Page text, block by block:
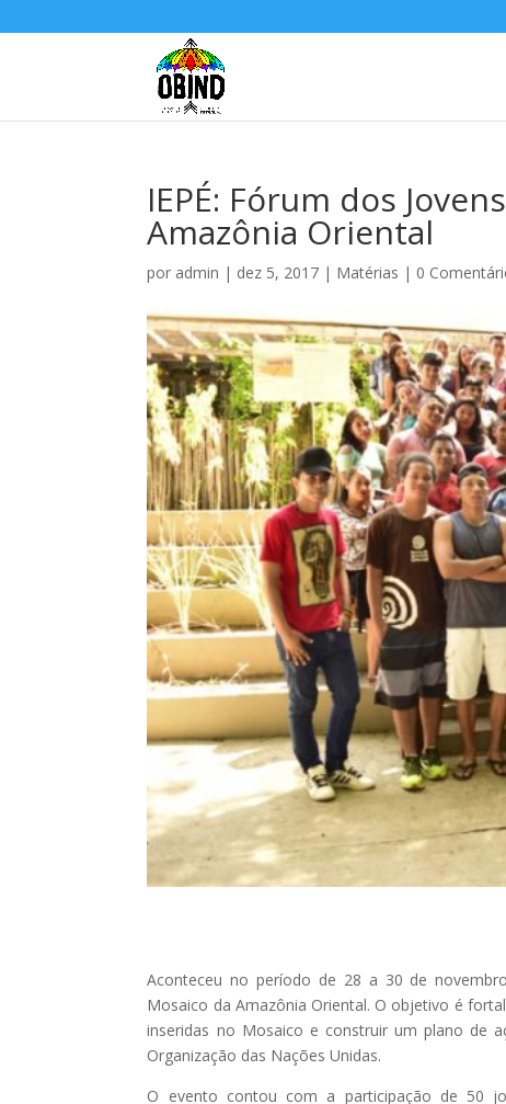
IEPÉ: Fórum dos
Amazônia Oriental
por admin | dez 5, 2017 | Matérias | 0
Aconteceu no período de 28 a 30 de
Mosaico da Amazônia Oriental. O objetivo é
inseridas no Mosaico e construir um plano de
Organização das Nações Unidas.
O evento contou com a participação de 50